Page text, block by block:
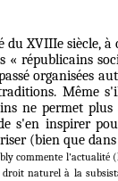
du XVIIIe siècle,
« républicains
organisées
Même
ne permet
s'en inspirer
(bien que
commente
naturel à la